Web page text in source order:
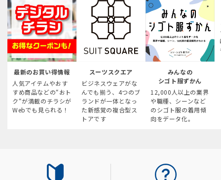
最新のお買い得情報
人気アイテムやおす
すめ商品などの“おト
ク“が満載のチラシが
Webでも見られる！
スーツスクエア
ビジネスウェアがな
んでも揃う、4つのブ
ランドが一体となっ
た新感覚の複合型ス
トアです
みんなの
シゴト服ずかん
12,000人以上の業界
や職種、シーンなど
のシゴト服の着用傾
向をデータ化。